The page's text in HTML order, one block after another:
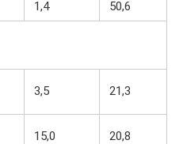
1,4 50,6
3,5 21,3
15,0 20,8